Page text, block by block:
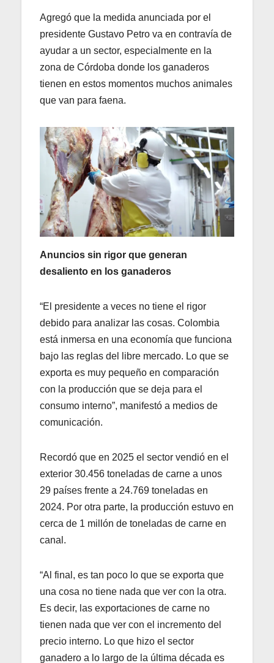
Agregó que la medida anunciada por el
presidente Gustavo Petro va en contravía de
ayudar a un sector, especialmente en la
zona de Córdoba donde los ganaderos
tienen en estos momentos muchos animales
que van para faena.
Anuncios sin rigor que generan
desaliento en los ganaderos
“El presidente a veces no tiene el rigor
debido para analizar las cosas. Colombia
está inmersa en una economía que funciona
bajo las reglas del libre mercado. Lo que se
exporta es muy pequeño en comparación
con la producción que se deja para el
consumo interno”, manifestó a medios de
comunicación.
Recordó que en 2025 el sector vendió en el
exterior 30.456 toneladas de carne a unos
29 países frente a 24.769 toneladas en
2024. Por otra parte, la producción estuvo en
cerca de 1 millón de toneladas de carne en
canal.
“Al final, es tan poco lo que se exporta que
una cosa no tiene nada que ver con la otra.
Es decir, las exportaciones de carne no
tienen nada que ver con el incremento del
precio interno. Lo que hizo el sector
ganadero a lo largo de la última década es